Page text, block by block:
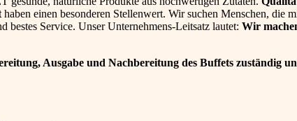
haben einen besonderen Stellenwert. Wir suchen Menschen, die
bestes Service. Unser Unternehmens-Leitsatz lautet: Wir
Ausgabe und Nachbereitung des Buffets zuständig